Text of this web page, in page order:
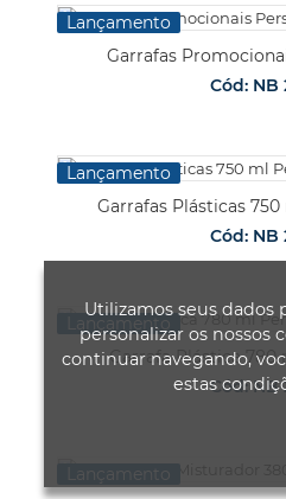
Lançamento
Garrafas
Cód: NB
Lançamento
Garrafas Plásticas
Cód: NB
Lançamento
Garrafa Plástica 780
Cód: NB
Lançamento
Utilizamos seus dados
personalizar os nossos
continuar navegando,
estas